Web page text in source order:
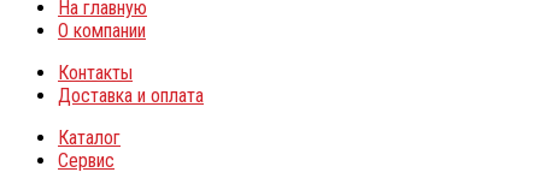
На главную
О компании
Контакты
Доставка и оплата
Каталог
Сервис